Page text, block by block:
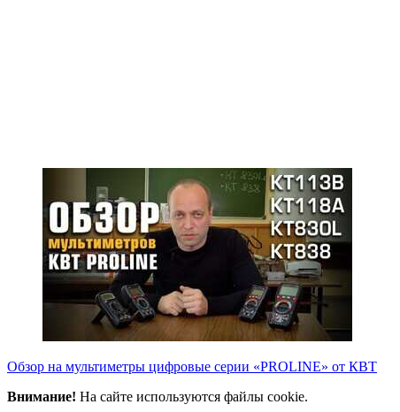
Обзор на мультиметры цифровые серии «PROLINE» от КВТ
Внимание! На сайте используются файлы cookie.